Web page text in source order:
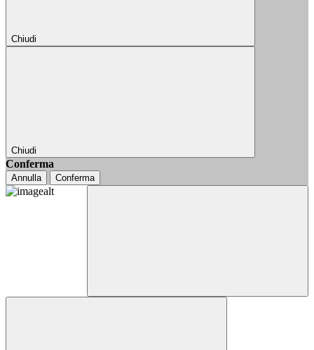
Chiudi
Chiudi
Conferma
Annulla Conferma